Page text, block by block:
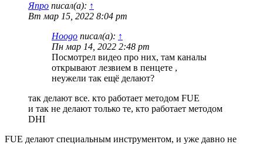
Япро писал(а): ↑
Вт мар 15, 2022 8:04 pm
Hoogo писал(а): ↑
Пн мар 14, 2022 2:48 pm
Посмотрел видео про них, там каналы
открывают лезвием в пенцете ,
неужели так ещё делают?
так делают все. кто работает методом FUE
и так не делают только те, кто работает методом
DHI
FUE делают специальным инструментом, и уже давно не